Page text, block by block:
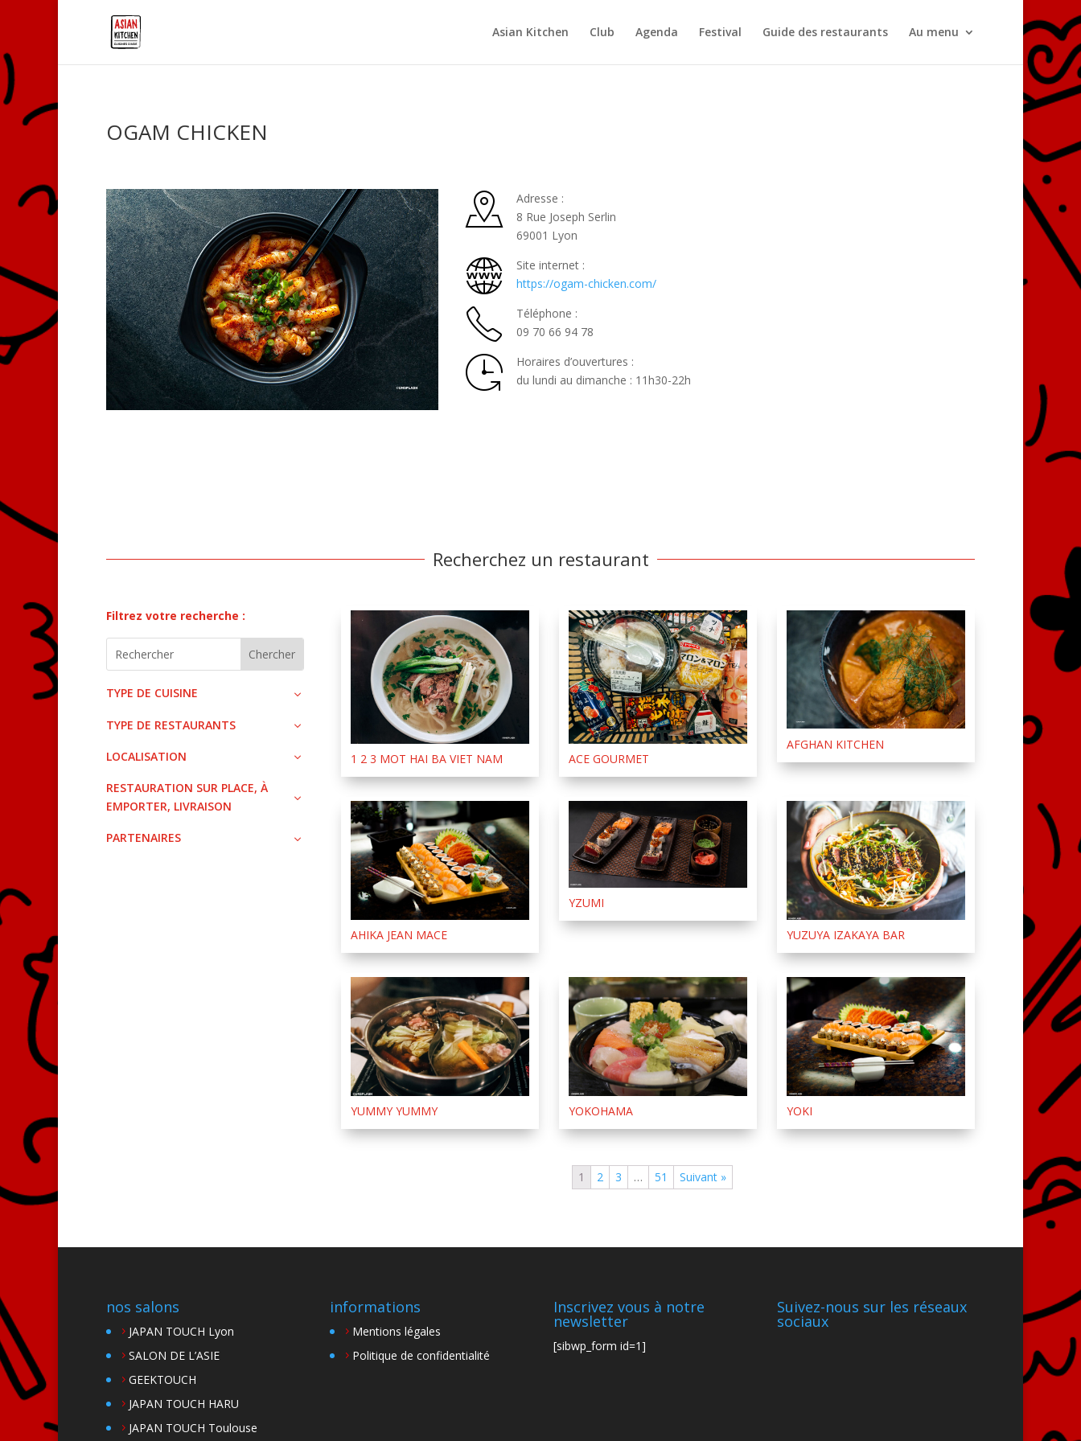
Asian Kitchen Club Agenda Festival Guide des restaurants Au menu
OGAM CHICKEN
Adresse :
8 Rue Joseph Serlin
69001 Lyon
Site internet :
https://ogam-chicken.com/
Téléphone :
09 70 66 94 78
Horaires d’ouvertures :
du lundi au dimanche : 11h30-22h
Recherchez un restaurant
Filtrez votre recherche :
TYPE DE CUISINE
TYPE DE RESTAURANTS
LOCALISATION
RESTAURATION SUR PLACE, À
EMPORTER, LIVRAISON
PARTENAIRES
1 2 3 MOT HAI BA VIET NAM ACE GOURMET
AFGHAN KITCHEN
AHIKA JEAN MACE
YZUMI
YUZUYA IZAKAYA BAR
YUMMY YUMMY YOKOHAMA YOKI
1 2 3 … 51 Suivant »
nos salons
JAPAN TOUCH Lyon
SALON DE L’ASIE
GEEKTOUCH
JAPAN TOUCH HARU
JAPAN TOUCH Toulouse
informations
Mentions légales
Politique de confidentialité
Inscrivez vous à notre
newsletter
[sibwp_form id=1]
Suivez-nous sur les réseaux
sociaux